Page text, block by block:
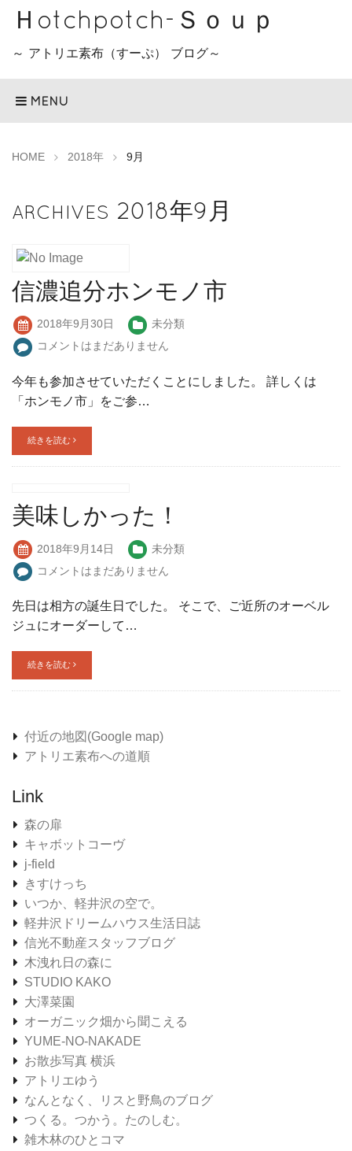
Ｈotchpotch-Ｓｏｕｐ
～ アトリエ素布（すーぷ） ブログ～
MENU
HOME 2018年 9月
ARCHIVES 2018年9月
信濃追分ホンモノ市
2018年9月30日
未分類
コメントはまだありません
今年も参加させていただくことにしました。 詳しくは
「ホンモノ市」をご参…
続きを読む
美味しかった！
2018年9月14日
未分類
コメントはまだありません
先日は相方の誕生日でした。 そこで、ご近所のオーベル
ジュにオーダーして…
続きを読む
付近の地図(Google map)
アトリエ素布への道順
Link
森の扉
キャボットコーヴ
j-field
きすけっち
いつか、軽井沢の空で。
軽井沢ドリームハウス生活日誌
信光不動産スタッフブログ
木洩れ日の森に
STUDIO KAKO
大澤菜園
オーガニック畑から聞こえる
YUME-NO-NAKADE
お散歩写真 横浜
アトリエゆう
なんとなく、リスと野鳥のブログ
つくる。つかう。たのしむ。
雑木林のひとコマ